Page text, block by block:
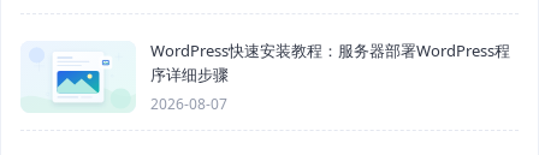
WordPress快速安装教程：服务器部署WordPress程
序详细步骤
2026-08-07